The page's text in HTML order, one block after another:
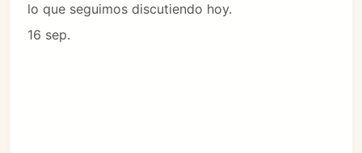
lo que seguimos discutiendo hoy.
16 sep.